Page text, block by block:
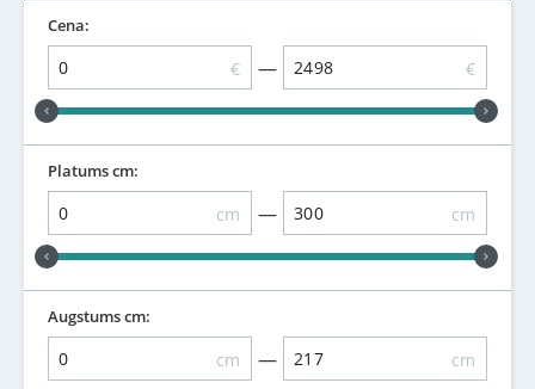
Cena:
€ — €
Platums cm:
cm — cm
Augstums cm:
cm — cm